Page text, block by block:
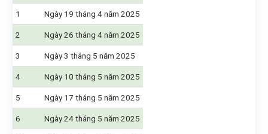
1 Ngày 19 tháng 4 năm 2025
2 Ngày 26 tháng 4 năm 2025
3 Ngày 3 tháng 5 năm 2025
4 Ngày 10 tháng 5 năm 2025
5 Ngày 17 tháng 5 năm 2025
6 Ngày 24 tháng 5 năm 2025